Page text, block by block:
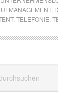
,
, TELEFONIE